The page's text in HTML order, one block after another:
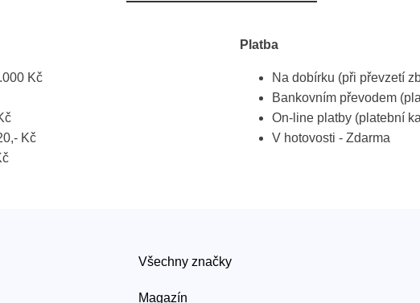
Kč
Kč
Platba
Na dobírku (při převzetí
Bankovním převodem
On-line platby (platební
V hotovosti - Zdarma
Všechny značky
Magazín